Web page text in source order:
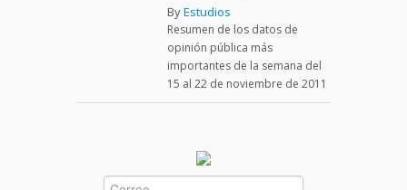
ByEstudios
Resumen de los datos de
opinión pública más
importantes de la semana del
15 al 22 de noviembre de 2011